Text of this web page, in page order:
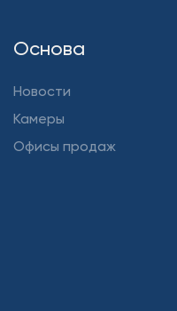
Основа
Новости
Камеры
Офисы продаж